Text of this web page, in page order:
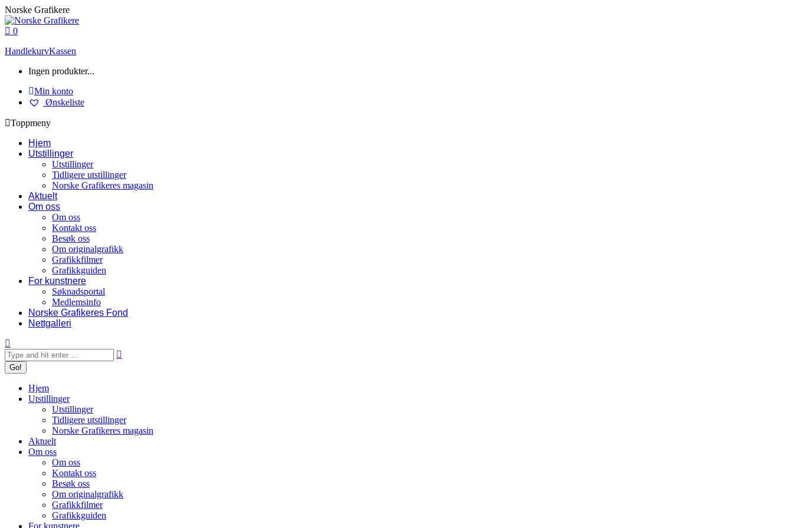
Skip
to
content
Norske Grafikere
0
HandlekurvKassen
Ingen produkter...
Min konto
Ønskeliste
Toppmeny
Hjem
Utstillinger
Utstillinger
Tidligere utstillinger
Norske Grafikeres magasin
Aktuelt
Om oss
Om oss
Kontakt oss
Besøk oss
Om originalgrafikk
Grafikkfilmer
Grafikkguiden
For kunstnere
Søknadsportal
Medlemsinfo
Norske Grafikeres Fond
Nettgalleri
Search:
Hjem
Utstillinger
Utstillinger
Tidligere utstillinger
Norske Grafikeres magasin
Aktuelt
Om oss
Om oss
Kontakt oss
Besøk oss
Om originalgrafikk
Grafikkfilmer
Grafikkguiden
For kunstnere